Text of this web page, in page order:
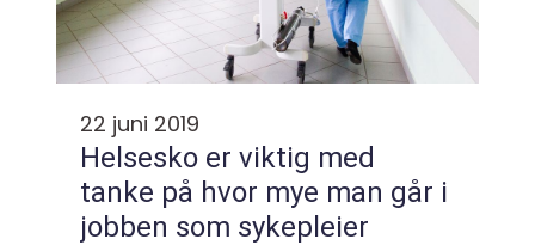
22 juni 2019
Helsesko er viktig med
tanke på hvor mye man går i
jobben som sykepleier